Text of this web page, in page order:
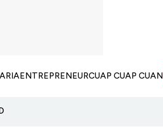
ENTREPRENEURCUAP CUAP CUAN